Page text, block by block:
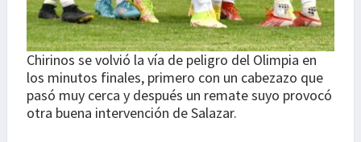
Chirinos se volvió la vía de peligro del Olimpia en
los minutos finales, primero con un cabezazo que
pasó muy cerca y después un remate suyo provocó
otra buena intervención de Salazar.